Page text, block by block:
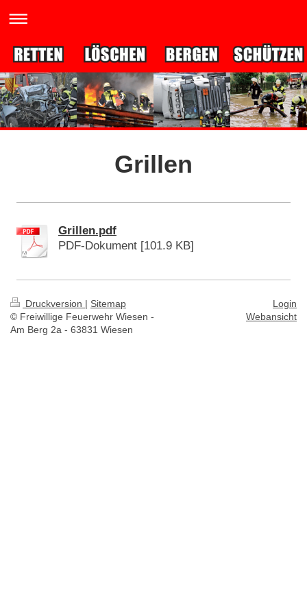
Grillen
Grillen.pdf
PDF-Dokument [101.9 KB]
Druckversion | Sitemap
© Freiwillige Feuerwehr Wiesen -
Am Berg 2a - 63831 Wiesen
Login
Webansicht